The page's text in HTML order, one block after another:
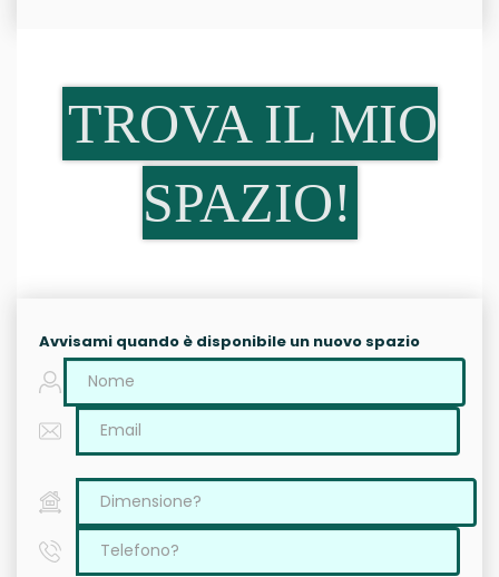
TROVA IL MIO
SPAZIO!
Avvisami quando è disponibile un nuovo spazio